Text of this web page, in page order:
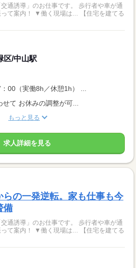
のお仕事です。 歩行者や車が通
... 【住宅を建てる
区/中山駅
00（実働8h／休憩1h） ...
て お休みの調整が可...
もっと見る
求人詳細を見る
らの一発逆転。家も仕事も今
備
のお仕事です。 歩行者や車が通
... 【住宅を建てる